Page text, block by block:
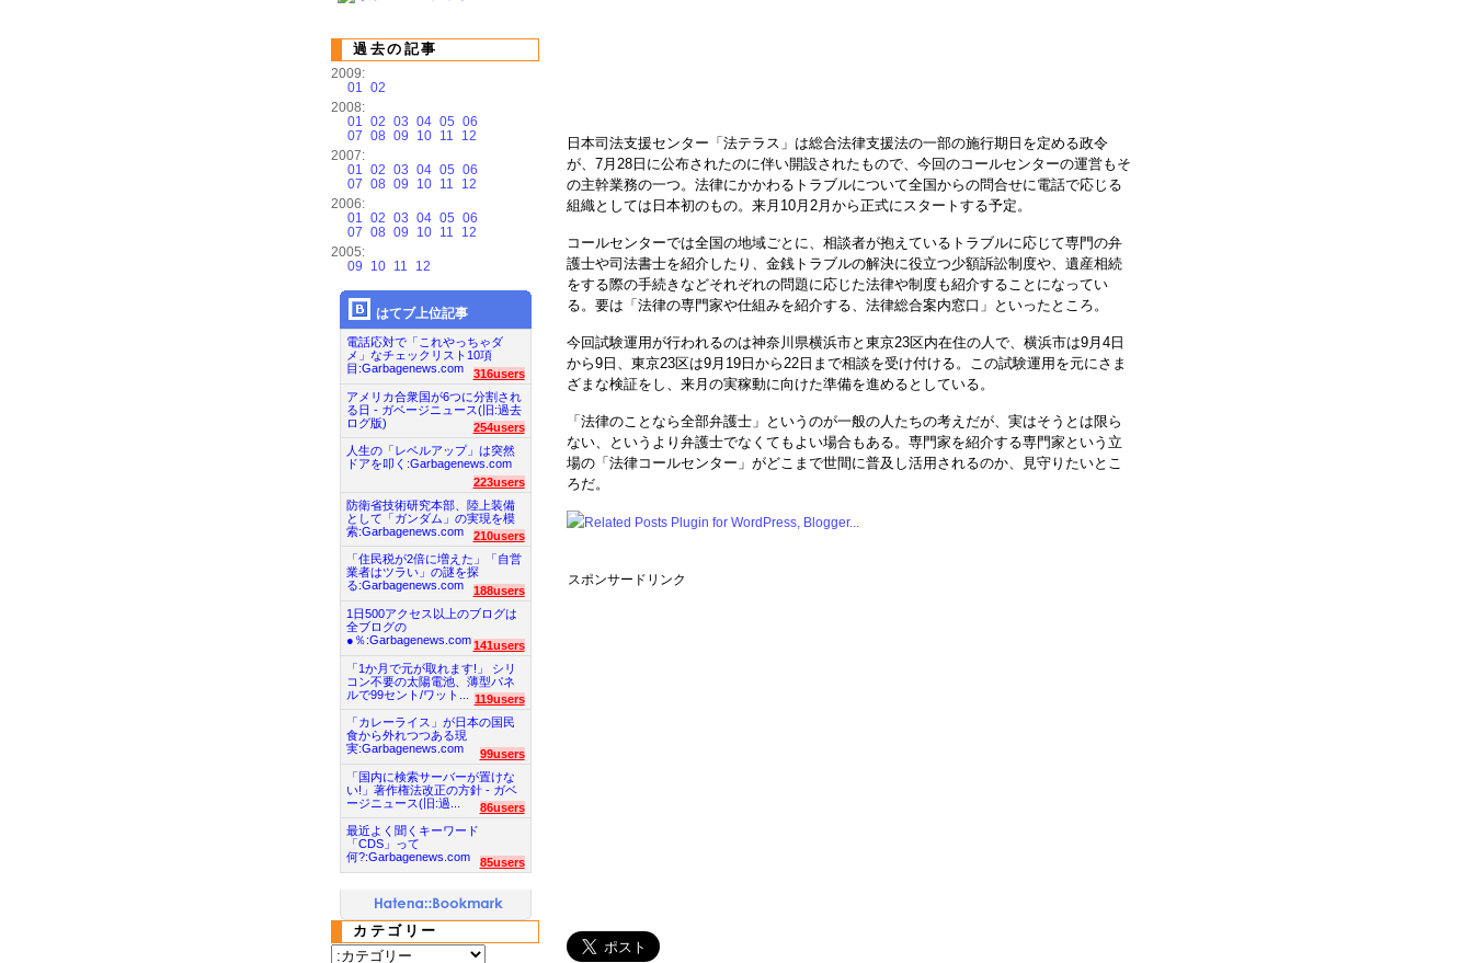
日本司法支援センター「法テラス」は総合法律支援法の一部の施行期日を定める政令
が、7月28日に公布されたのに伴い開設されたもので、今回のコールセンターの運営もそ
の主幹業務の一つ。法律にかかわるトラブルについて全国からの問合せに電話で応じる
組織としては日本初のもの。来月10月2月から正式にスタートする予定。
コールセンターでは全国の地域ごとに、相談者が抱えているトラブルに応じて専門の弁
護士や司法書士を紹介したり、金銭トラブルの解決に役立つ少額訴訟制度や、遺産相続
をする際の手続きなどそれぞれの問題に応じた法律や制度も紹介することになってい
る。要は「法律の専門家や仕組みを紹介する、法律総合案内窓口」といったところ。
今回試験運用が行われるのは神奈川県横浜市と東京23区内在住の人で、横浜市は9月4日
から9日、東京23区は9月19日から22日まで相談を受け付ける。この試験運用を元にさま
ざまな検証をし、来月の実稼動に向けた準備を進めるとしている。
「法律のことなら全部弁護士」というのが一般の人たちの考えだが、実はそうとは限ら
ない、というより弁護士でなくてもよい場合もある。専門家を紹介する専門家という立
場の「法律コールセンター」がどこまで世間に普及し活用されるのか、見守りたいとこ
ろだ。
スポンサードリンク
過去の記事
2009:
01 02
2008:
01 02 03 04 05 06
07 08 09 10 11
12
2007:
01 02 03 04 05 06
07 08 09 10 11
12
2006:
01 02 03 04 05 06
07 08 09 10 11
12
2005:
09
10 11 12
はてブ上位記事
電話応対で「これやっちゃダ
メ」なチェックリスト10項
目:Garbagenews.com
316users
アメリカ合衆国が6つに分割され
る日 - ガベージニュース(旧:過去
ログ版)
254users
人生の「レベルアップ」は突然
ドアを叩く:Garbagenews.com
223users
防衛省技術研究本部、陸上装備
として「ガンダム」の実現を模
索:Garbagenews.com
210users
「住民税が2倍に増えた」「自営
業者はツラい」の謎を探
る:Garbagenews.com
188users
1日500アクセス以上のブログは
全ブログの
●％:Garbagenews.com 141users
「1か月で元が取れます!」 シリ
コン不要の太陽電池、薄型パネ
ルで99セント/ワット...
119users
「カレーライス」が日本の国民
食から外れつつある現
実:Garbagenews.com
99users
「国内に検索サーバーが置けな
い!」著作権法改正の方針 - ガベ
ージニュース(旧:過...
86users
最近よく聞くキーワード
「CDS」って
何?:Garbagenews.com
85users
カテゴリー